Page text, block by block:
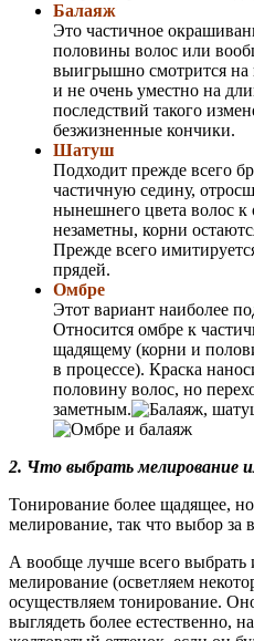
Балаяж
Это частичное
половины волос или
выигрышно смотрится на
и не очень уместно на
последствий такого
безжизненные кончики.
Шатуш
Подходит прежде всего
частичную седину,
нынешнего цвета волос
незаметны, корни
Прежде всего
прядей.
Омбре
Этот вариант наиболее
Относится омбре к
щадящему (корни и
в процессе). Краска
половину волос, но
заметным.
2. Что выбрать мелирование
Тонирование более щадящее,
мелирование, так что выбор за
А вообще лучше всего выбрать
мелирование (осветляем
осуществляем тонирование.
выглядеть более естественно,